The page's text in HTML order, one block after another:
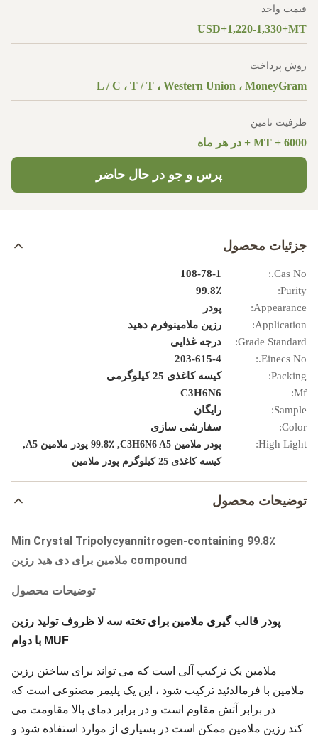
قیمت واحد
USD+1,220-1,330+MT
روش پرداخت
L / C ، T / T ، Western Union ، MoneyGram
ظرفیت تامین
6000 + MT + در هر ماه
پرس و جو در حال حاضر
جزئیات محصول
Cas No.:
108-78-1
Purity:
99.8٪
Appearance:
پودر
Application:
رزین ملامینوفرم دهید
Grade Standard:
درجه غذایی
Einecs No.:
203-615-4
Packing:
کیسه کاغذی 25 کیلوگرمی
Mf:
C3H6N6
Sample:
رایگان
Color:
سفارشی سازی
High Light:
پودر ملامین C3H6N6 A5 , 99.8٪ پودر ملامین A5 ,
کیسه کاغذی 25 کیلوگرم پودر ملامین
توضیحات محصول
99.8٪ Min Crystal Tripolycyannitrogen-containing
compound ملامین برای دی هید رزین
توضیحات محصول
پودر قالب گیری ملامین برای تخته سه لا ظروف تولید رزین
MUF با دوام
ملامین یک ترکیب آلی است که می تواند برای ساختن رزین
ملامین با فرمالدئید ترکیب شود ، این یک پلیمر مصنوعی است که
در برابر آتش مقاوم است و در برابر دمای بالا مقاومت می
کند.رزین ملامین ممکن است در بسیاری از موارد استفاده شود و